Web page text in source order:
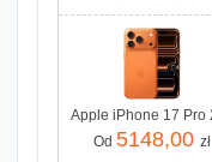
Od 5148,00 zł